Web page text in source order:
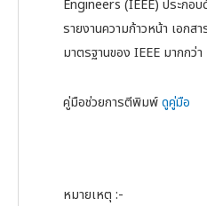
Engineers (IEEE) ประกอ
รายงานความก้าวหน้า เอกส
มาตรฐานของ IEEE มากกว่
คู่มือช่วยการตีพิมพ์ดูคู่มือ
หมายเหตุ :-